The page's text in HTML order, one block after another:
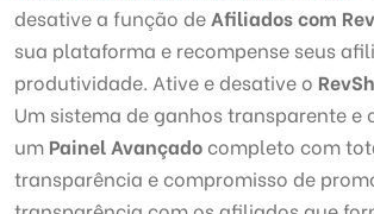
desative a função de Afiliados com
sua plataforma e recompense seus
produtividade. Ative e desative o
Um sistema de ganhos transparente e
um Painel Avançado completo com
transparência e compromisso de